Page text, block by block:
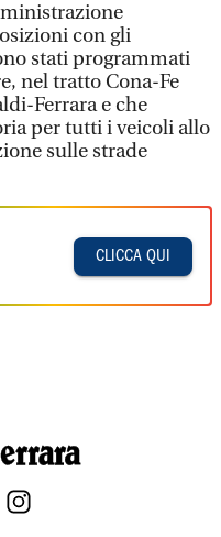
con gli
stati programmati
nel tratto Cona-Fe
Ferrara e che
per tutti i veicoli allo
sulle strade
CLICCA QUI